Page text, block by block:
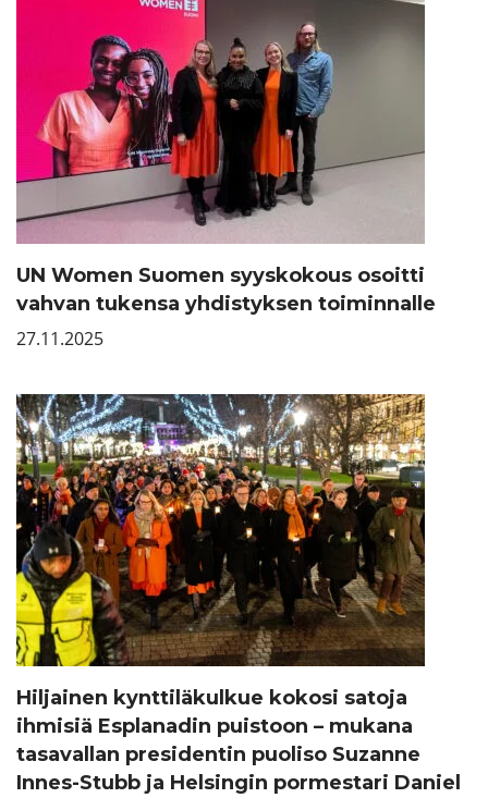
UN Women Suomen syyskokous osoitti
vahvan tukensa yhdistyksen toiminnalle
27.11.2025
Hiljainen kynttiläkulkue kokosi satoja
ihmisiä Esplanadin puistoon – mukana
tasavallan presidentin puoliso Suzanne
Innes-Stubb ja Helsingin pormestari Daniel